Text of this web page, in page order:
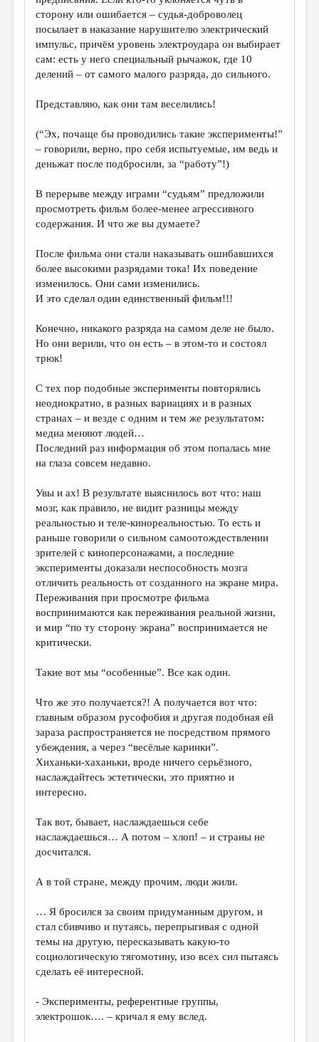
сторону или ошибается – судья-доброволец
посылает в наказание нарушителю электрический
импульс, причём уровень электроудара он выбирает
сам: есть у него специальный рычажок, где 10
делений – от самого малого разряда, до сильного.
Представляю, как они там веселились!
(“Эх, почаще бы проводились такие эксперименты!”
– говорили, верно, про себя испытуемые, им ведь и
деньжат после подбросили, за “работу”!)
В перерыве между играми “судьям” предложили
просмотреть фильм более-менее агрессивного
содержания. И что же вы думаете?
После фильма они стали наказывать ошибавшихся
более высокими разрядами тока! Их поведение
изменилось. Они сами изменились.
И это сделал один единственный фильм!!!
Конечно, никакого разряда на самом деле не было.
Но они верили, что он есть – в этом-то и состоял
трюк!
С тех пор подобные эксперименты повторялись
неоднократно, в разных вариациях и в разных
странах – и везде с одним и тем же результатом:
медиа меняют людей…
Последний раз информация об этом попалась мне
на глаза совсем недавно.
Увы и ах! В результате выяснилось вот что: наш
мозг, как правило, не видит разницы между
реальностью и теле-кинореальностью. То есть и
раньше говорили о сильном самоотождествлении
зрителей с киноперсонажами, а последние
эксперименты доказали неспособность мозга
отличить реальность от созданного на экране мира.
Переживания при просмотре фильма
воспринимаются как переживания реальной жизни,
и мир “по ту сторону экрана” воспринимается не
критически.
Такие вот мы “особенные”. Все как один.
Что же это получается?! А получается вот что:
главным образом русофобия и другая подобная ей
зараза распространяется не посредством прямого
убеждения, а через “весёлые каринки”.
Хиханьки-хаханьки, вроде ничего серьёзного,
наслаждайтесь эстетически, это приятно и
интересно.
Так вот, бывает, наслаждаешься себе
наслаждаешься… А потом – хлоп! – и страны не
досчитался.
А в той стране, между прочим, люди жили.
… Я бросился за своим придуманным другом, и
стал сбивчиво и путаясь, перепрыгивая с одной
темы на другую, пересказывать какую-то
социологическую тягомотину, изо всех сил пытаясь
сделать её интересной.
- Эксперименты, референтные группы,
электрошок…. – кричал я ему вслед.